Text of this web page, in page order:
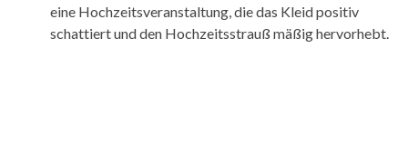
eine Hochzeitsveranstaltung, die das Kleid positiv
schattiert und den Hochzeitsstrauß mäßig hervorhebt.